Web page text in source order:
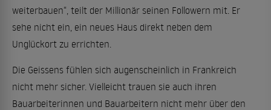
weiterbauen“, teilt der Millionär seinen Followern mit. Er
sehe nicht ein, ein neues Haus direkt neben dem
Unglückort zu errichten.
Die Geissens fühlen sich augenscheinlich in Frankreich
nicht mehr sicher. Vielleicht trauen sie auch ihren
Bauarbeiterinnen und Bauarbeitern nicht mehr über den